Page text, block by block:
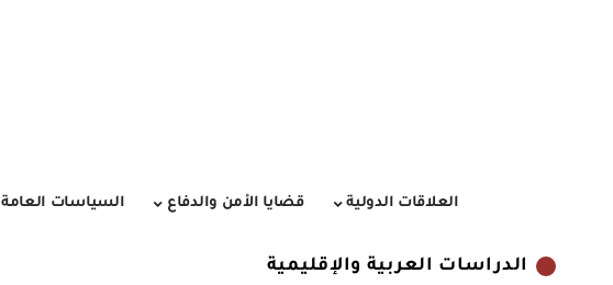
العلاقات الدولية قضايا الأمن والدفاع السياسات العامة
الدراسات العربية والإقليمية